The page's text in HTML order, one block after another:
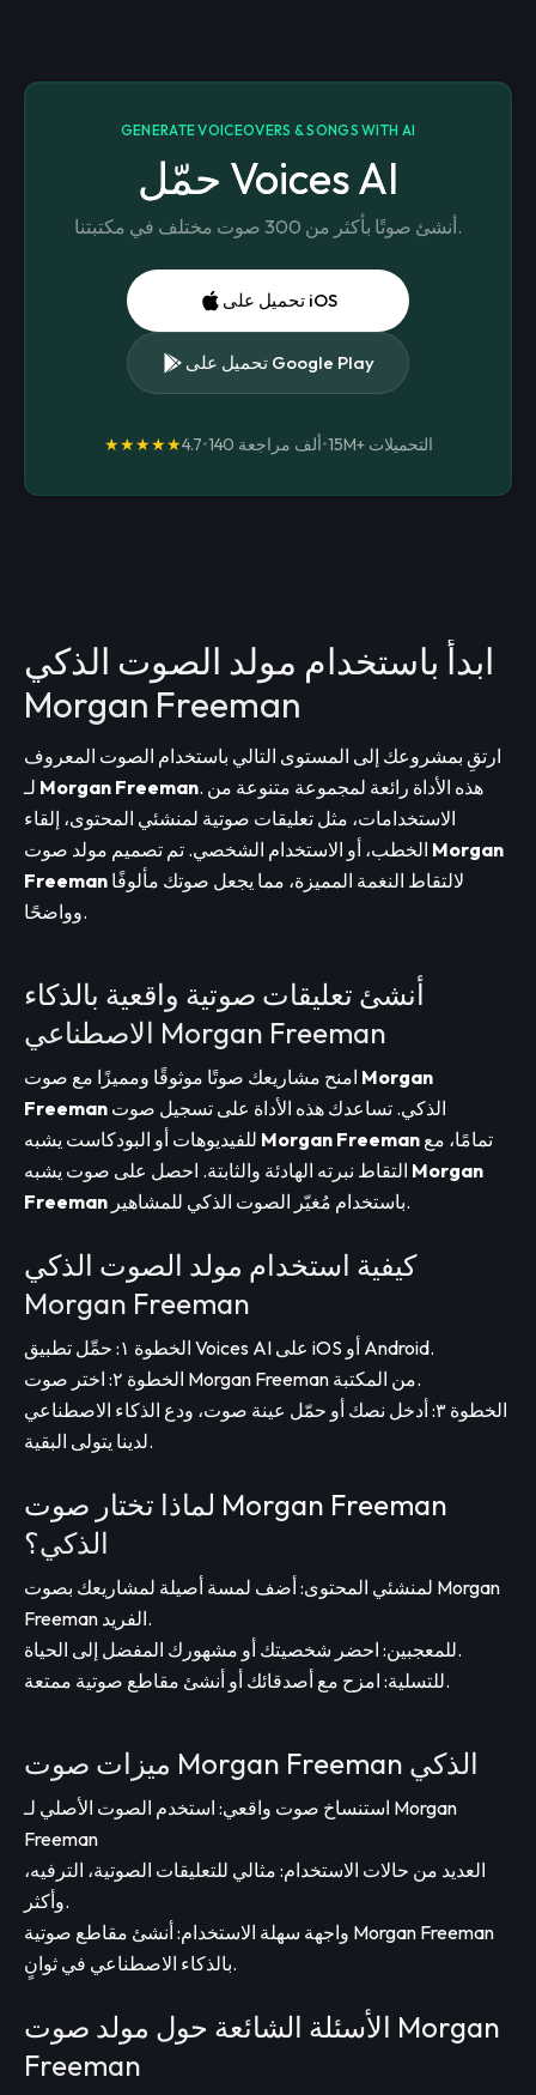
GENERATE VOICEOVERS & SONGS WITH AI
حمّل Voices AI
أنشئ صوتًا بأكثر من 300 صوت مختلف في مكتبتنا.
تحميل على iOS
تحميل على Google Play
★★★★★4.7• 140 ألف مراجعة•15M+ التحميلات
ابدأ باستخدام مولد الصوت الذكي
Morgan Freeman
ارتقِ بمشروعك إلى المستوى التالي باستخدام الصوت المعروف
Morgan Freeman. هذه الأداة رائعة لمجموعة متنوعة من
الاستخدامات، مثل تعليقات صوتية لمنشئي المحتوى، إلقاء
Morgan
Freeman
وواضحًا.
أنشئ تعليقات صوتية واقعية بالذكاء
الاصطناعي Morgan Freeman
Morgan
Freeman
Morgan Freeman
Morgan
Freeman
باستخدام مُغيّر الصوت الذكي للمشاهير.
كيفية استخدام مولد الصوت الذكي
Morgan Freeman
الخطوة ١: حمِّل تطبيق Voices AI على iOS أو Android.
الخطوة ٢: اختر صوت Morgan Freeman من المكتبة.
الخطوة ٣: أدخل نصك أو حمّل عينة صوت، ودع الذكاء الاصطناعي
لدينا يتولى البقية.
لماذا تختار صوت Morgan Freeman
الذكي؟
لمنشئي المحتوى: أضف لمسة أصيلة لمشاريعك بصوت Morgan
Freeman الفريد.
للمعجبين: احضر شخصيتك أو مشهورك المفضل إلى الحياة.
للتسلية: امزح مع أصدقائك أو أنشئ مقاطع صوتية ممتعة.
ميزات صوت Morgan Freeman الذكي
استنساخ صوت واقعي: استخدم الصوت الأصلي لـ Morgan
Freeman
العديد من حالات الاستخدام: مثالي للتعليقات الصوتية، الترفيه،
وأكثر.
واجهة سهلة الاستخدام: أنشئ مقاطع صوتية Morgan Freeman
بالذكاء الاصطناعي في ثوانٍ.
الأسئلة الشائعة حول مولد صوت Morgan
Freeman